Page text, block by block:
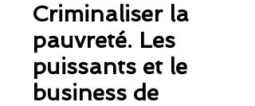
Criminaliser la
pauvreté. Les
puissants et le
business de